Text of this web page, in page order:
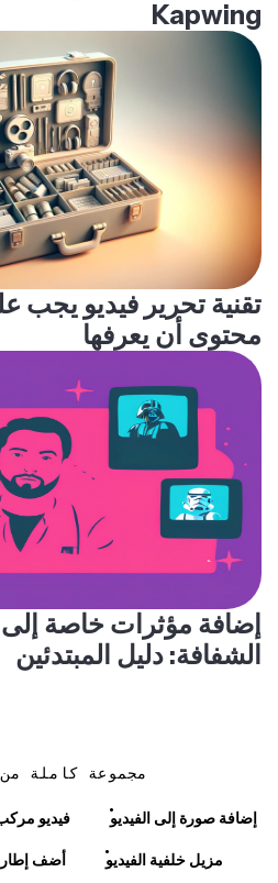
Kapwing
محتوى أن يعرفها
إضافة مؤثرات خاصة إلى
الشفافة: دليل المبتدئين
مجموعة كاملة
فيديو إضافة صورة إلى الفيديو
أضف إطار مزيل خلفية الفيديو